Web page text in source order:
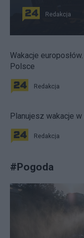
Redakcja
Wakacje
Polsce
Redakcja
Planujesz wakacje
Redakcja
#Pogoda